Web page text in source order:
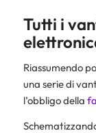
Tutti i
Riassumendo
una serie di
l’obbligo della